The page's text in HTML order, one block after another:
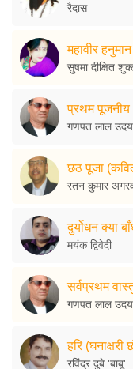
रैदास
महावीर
सुषमा दीक्षित
प्रथम पूजनीय
गणपत लाल उदय
छठ पूजा
रतन कुमार
दुर्योधन क्या
मयंक द्विवेदी
सर्वप्रथम
गणपत लाल उदय
हरि (घनाक्षरी
रविंद्र दुबे 'बाबू'